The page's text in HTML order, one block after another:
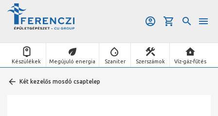
Készülékek Megújuló energia Szaniter Szerszámok Víz-gáz-fűtés
Két kezelős mosdó csaptelep